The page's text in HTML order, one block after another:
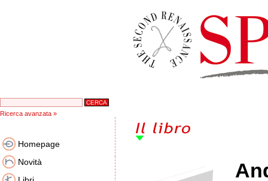
Ricerca avanzata »
Homepage
Novità